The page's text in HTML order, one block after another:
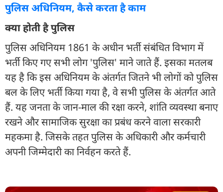
पुलिस अधिनियम, कैसे करता है काम
क्या होती है पुलिस
पुलिस अधिनियम 1861 के अधीन भर्ती संबंधित विभाग में
भर्ती किए गए सभी लोग 'पुलिस' माने जाते हैं. इसका मतलब
यह है कि इस अधिनियम के अंतर्गत जितने भी लोगों को पुलिस
बल के लिए भर्ती किया गया है, वे सभी पुलिस के अंतर्गत आते
हैं. यह जनता के जान-माल की रक्षा करने, शांति व्यवस्था बनाए
रखने और सामाजिक सुरक्षा का प्रबंध करने वाला सरकारी
महकमा है. जिसके तहत पुलिस के अधिकारी और कर्मचारी
अपनी जिम्मेदारी का निर्वहन करते हैं.